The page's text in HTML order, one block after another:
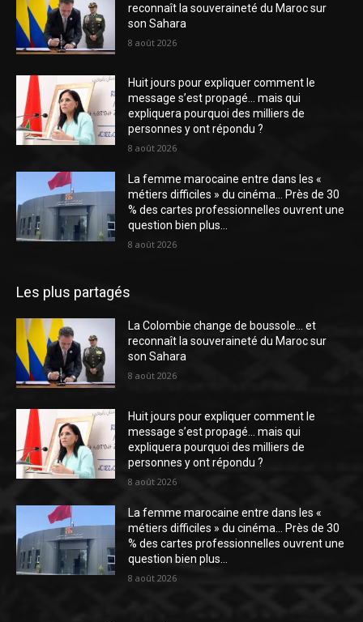
reconnaît la souveraineté du Maroc sur
son Sahara
8 août 2026
Huit jours pour expliquer comment le
message s’est propagé… mais qui
expliquera pourquoi des milliers de
personnes y ont répondu ?
8 août 2026
La femme marocaine entre dans les «
métiers difficiles » du cinéma… Près de 30
% des cartes professionnelles ouvrent une
question bien plus...
8 août 2026
Les plus partagés
La Colombie change de boussole… et
reconnaît la souveraineté du Maroc sur
son Sahara
8 août 2026
Huit jours pour expliquer comment le
message s’est propagé… mais qui
expliquera pourquoi des milliers de
personnes y ont répondu ?
8 août 2026
La femme marocaine entre dans les «
métiers difficiles » du cinéma… Près de 30
% des cartes professionnelles ouvrent une
question bien plus...
8 août 2026